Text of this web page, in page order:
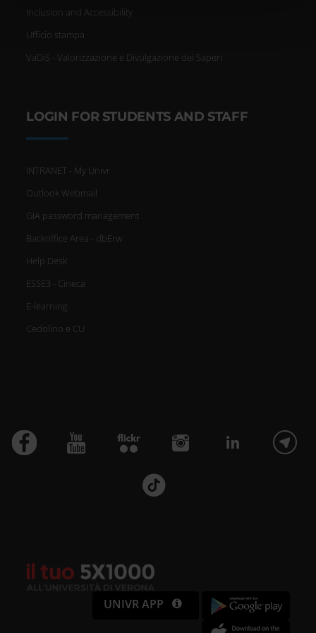
pubblicità e social media, i quali potrebbero combinarle
con altre informazioni che hai fornito loro o che hanno
raccolto dal tuo utilizzo dei loro servizi.
Inclusion and Accessibility
Ufficio stampa
VaDiS - Valorizzazione e Divulgazione dei Saperi
LOGIN FOR STUDENTS AND STAFF
INTRANET - My Univr
Outlook Webmail
GIA password management
Backoffice Area - dbErw
Help Desk
ESSE3 - Cineca
E-learning
Cedolino e CU
UNIVR APP